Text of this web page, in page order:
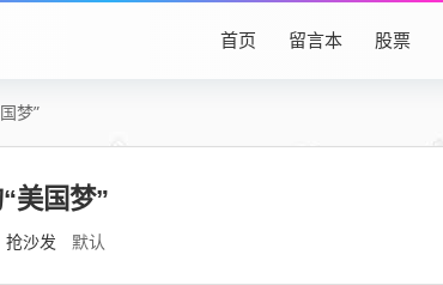
首页 留言本 股票
梦”
美国梦”
抢沙发 默认